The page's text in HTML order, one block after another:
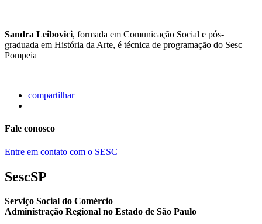
Sandra Leibovici, formada em Comunicação Social e pós-
graduada em História da Arte, é técnica de programação do Sesc
Pompeia
compartilhar
Fale conosco
Entre em contato com o SESC
SescSP
Serviço Social do Comércio
Administração Regional no Estado de São Paulo